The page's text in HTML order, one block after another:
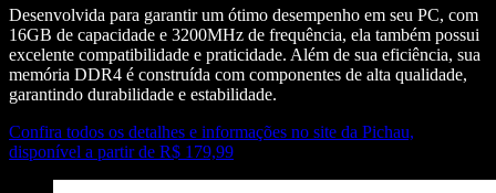
Desenvolvida para garantir um ótimo desempenho em seu PC, com
16GB de capacidade e 3200MHz de frequência, ela também possui
excelente compatibilidade e praticidade. Além de sua eficiência, sua
memória DDR4 é construída com componentes de alta qualidade,
garantindo durabilidade e estabilidade.
Confira todos os detalhes e informações no site da Pichau,
disponível a partir de R$ 179,99